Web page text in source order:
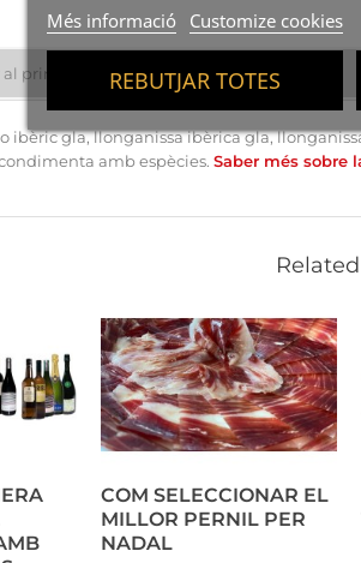
Més informació Customize cookies
REBUTJAR TOTES
principi
gla, llonganissa ibèrica gla,
amb espècies. Saber més sobre
COM SELECCIONAR EL
MILLOR PERNIL PER
NADAL